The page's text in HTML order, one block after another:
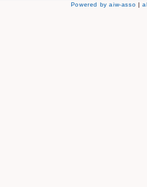
Powered by aiw-asso |